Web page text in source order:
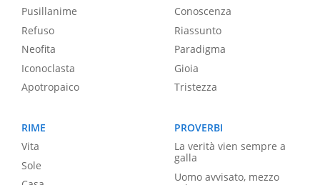
Pusillanime
Refuso
Neofita
Iconoclasta
Apotropaico
Conoscenza
Riassunto
Paradigma
Gioia
Tristezza
RIME
Vita
Sole
PROVERBI
La verità vien sempre a
galla
Uomo avvisato, mezzo